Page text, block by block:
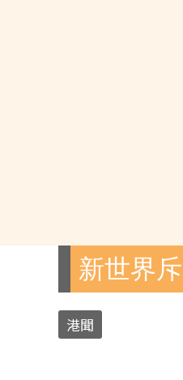
新世界
港聞